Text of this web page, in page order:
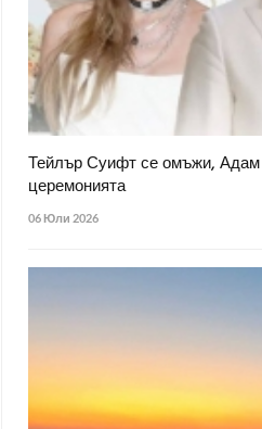
Тейлър Суифт се омъжи,
церемонията
06 Юли 2026